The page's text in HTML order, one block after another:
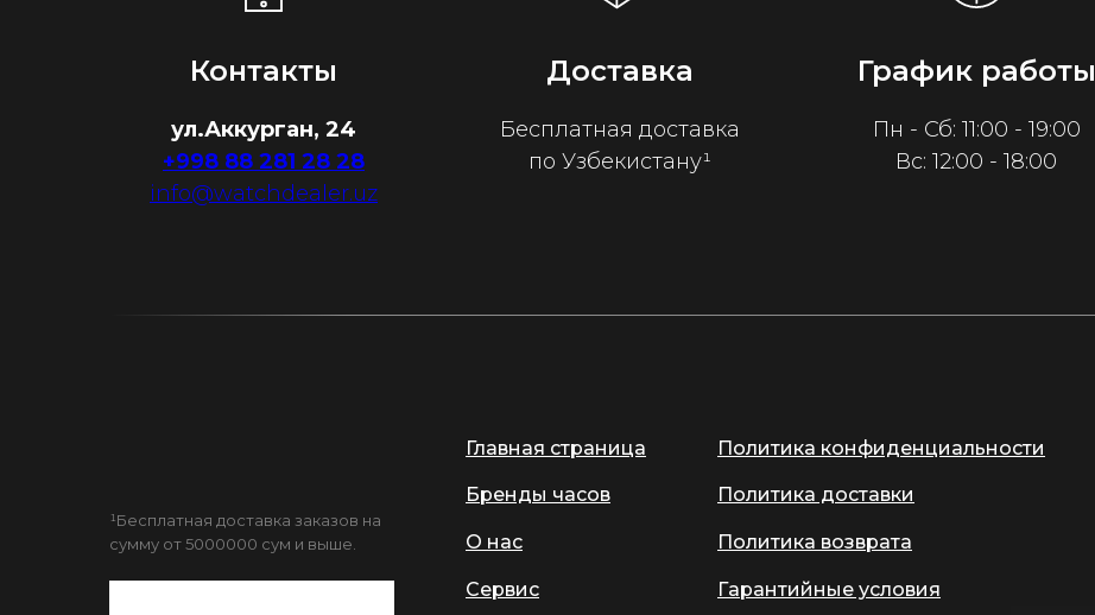
Контакты
ул.Аккурган, 24
+998 88 281 28 28
info@watchdealer.uz
Доставка
Бесплатная доставка
по Узбекистану¹
График работы
Пн - Сб: 11:00 - 19:00
Вс: 12:00 - 18:00
Главная страница
Бренды часов
О нас
Сервис
¹Бесплатная доставка заказов на
сумму от 5000000 сум и выше.
Политика конфиденциальности
Политика доставки
Политика возврата
Гарантийные условия